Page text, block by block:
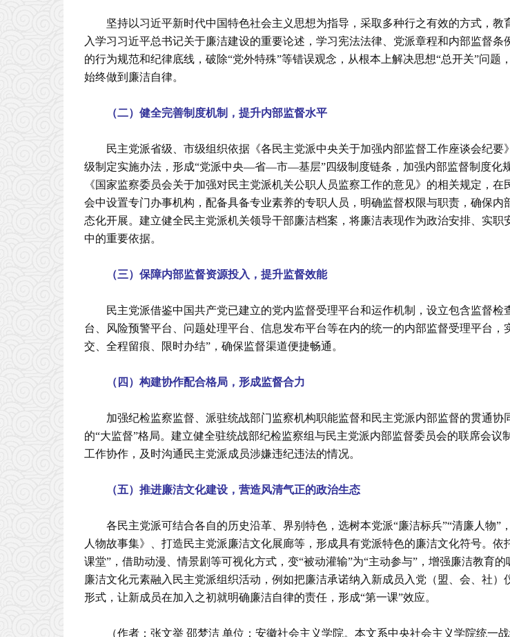
坚持以习近平新时代中国特色社会主义思想为指导，采取多种行之有效的方式，教
入学习习近平总书记关于廉洁建设的重要论述，学习宪法法律、党派章程和内部监督条
的行为规范和纪律底线，破除“党外特殊”等错误观念，从根本上解决思想“总开关”问题
始终做到廉洁自律。
（二）健全完善制度机制，提升内部监督水平
民主党派省级、市级组织依据《各民主党派中央关于加强内部监督工作座谈会纪要
级制定实施办法，形成“党派中央—省—市—基层”四级制度链条，加强内部监督制度化
《国家监察委员会关于加强对民主党派机关公职人员监察工作的意见》的相关规定，在
会中设置专门办事机构，配备具备专业素养的专职人员，明确监督权限与职责，确保内
态化开展。建立健全民主党派机关领导干部廉洁档案，将廉洁表现作为政治安排、实职
中的重要依据。
（三）保障内部监督资源投入，提升监督效能
民主党派借鉴中国共产党已建立的党内监督受理平台和运作机制，设立包含监督检
台、风险预警平台、问题处理平台、信息发布平台等在内的统一的内部监督受理平台，
交、全程留痕、限时办结”，确保监督渠道便捷畅通。
（四）构建协作配合格局，形成监督合力
加强纪检监察监督、派驻统战部门监察机构职能监督和民主党派内部监督的贯通协
的“大监督”格局。建立健全驻统战部纪检监察组与民主党派内部监督委员会的联席会议
工作协作，及时沟通民主党派成员涉嫌违纪违法的情况。
（五）推进廉洁文化建设，营造风清气正的政治生态
各民主党派可结合各自的历史沿革、界别特色，选树本党派“廉洁标兵”“清廉人物”
人物故事集》、打造民主党派廉洁文化展廊等，形成具有党派特色的廉洁文化符号。依
课堂”，借助动漫、情景剧等可视化方式，变“被动灌输”为“主动参与”，增强廉洁教育
廉洁文化元素融入民主党派组织活动，例如把廉洁承诺纳入新成员入党（盟、会、社）
形式，让新成员在加入之初就明确廉洁自律的责任，形成“第一课”效应。
（作者：张文举 邵梦洁 单位：安徽社会主义学院。本文系中央社会主义学院统一